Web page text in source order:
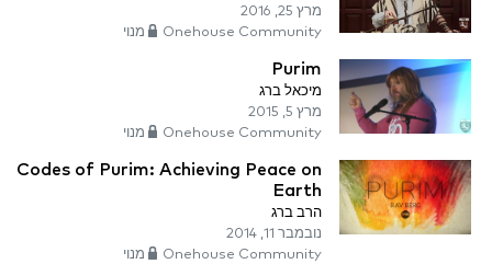
מרץ 25, 2016
Onehouse Community מנוי
Purim
מיכאל ברג
מרץ 5, 2015
Onehouse Community מנוי
Codes of Purim: Achieving Peace on
Earth
הרב ברג
נובמבר 11, 2014
Onehouse Community מנוי